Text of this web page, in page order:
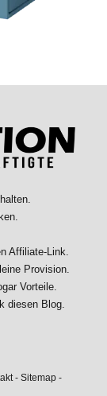
Affiliate-Link.
Provision.
Vorteile.
diesen Blog.
- Sitemap-